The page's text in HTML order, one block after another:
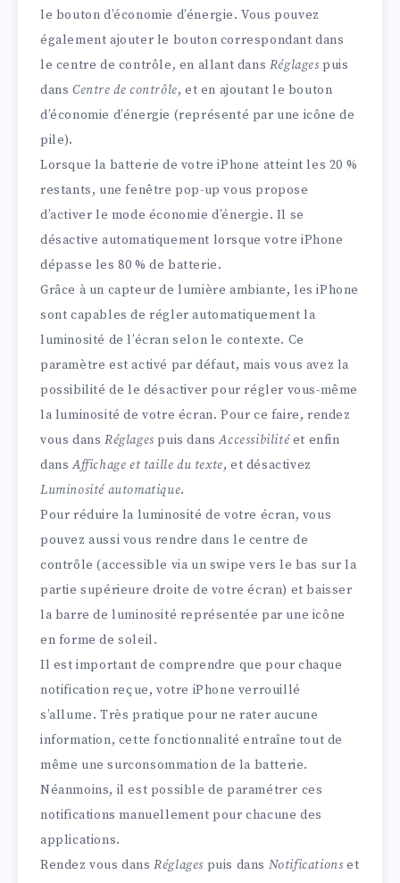
le bouton d’économie d’énergie. Vous pouvez
également ajouter le bouton correspondant dans
le centre de contrôle, en allant dans Réglages puis
dans Centre de contrôle, et en ajoutant le bouton
d’économie d’énergie (représenté par une icône de
pile).
Lorsque la batterie de votre iPhone atteint les 20 %
restants, une fenêtre pop-up vous propose
d’activer le mode économie d’énergie. Il se
désactive automatiquement lorsque votre iPhone
dépasse les 80 % de batterie.
Grâce à un capteur de lumière ambiante, les iPhone
sont capables de régler automatiquement la
luminosité de l’écran selon le contexte. Ce
paramètre est activé par défaut, mais vous avez la
possibilité de le désactiver pour régler vous-même
la luminosité de votre écran. Pour ce faire, rendez
vous dans Réglages puis dansAccessibilitéet enfin
dansAffichage et taille du texte, et désactivez
Luminosité automatique.
Pour réduire la luminosité de votre écran, vous
pouvez aussi vous rendre dans le centre de
contrôle (accessible via un swipe vers le bas sur la
partie supérieure droite de votre écran) et baisser
la barre de luminosité représentée par une icône
en forme de soleil.
Il est important de comprendre que pour chaque
notification reçue, votre iPhone verrouillé
s’allume. Très pratique pour ne rater aucune
information, cette fonctionnalité entraîne tout de
même une surconsommation de la batterie.
Néanmoins, il est possible de paramétrer ces
notifications manuellement pour chacune des
applications.
Rendez vous dansRéglages puis dans Notificationset